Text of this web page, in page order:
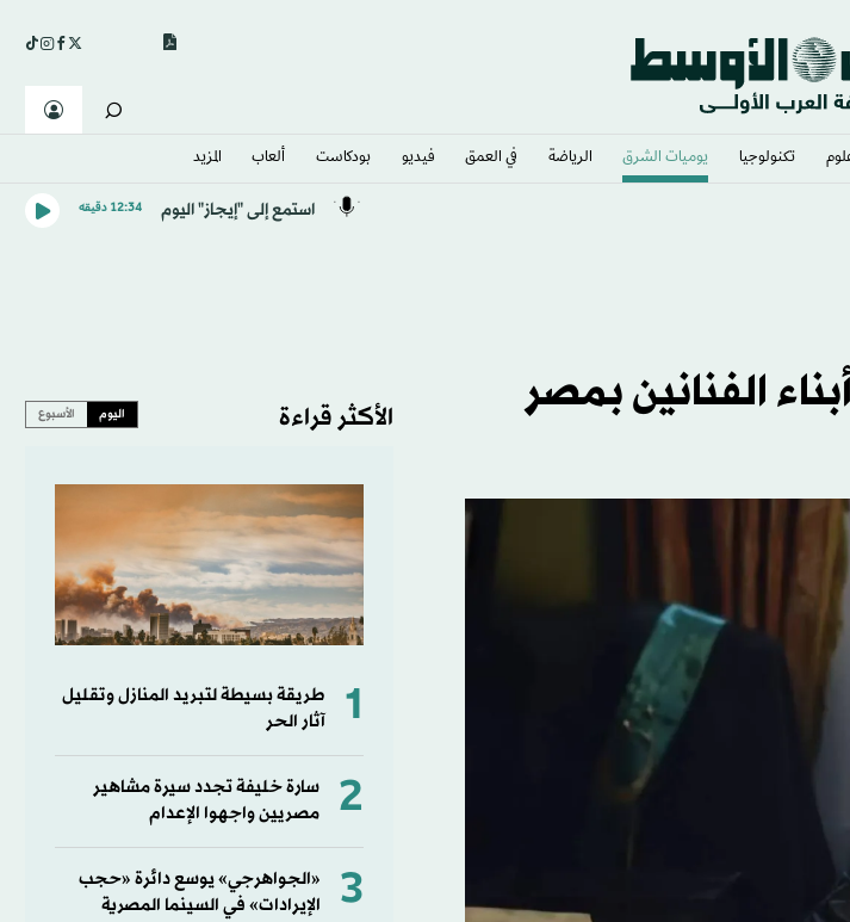
تكنولوجيا يوميات الشرق​ الرياضة في العمق فيديو بودكاست ألعاب المزيد
استمع إلى "إيجاز" اليوم 12:34 دقيقه
الفنانين بمصر الأكثر قراءة اليوم الأسبوع
1
طريقة بسيطة لتبريد المنازل وتقليل
آثار الحر
2
سارة خليفة تجدد سيرة مشاهير
مصريين واجهوا الإعدام
3
«الجواهرجي» يوسع دائرة «حجب
الإيرادات» في السينما المصرية